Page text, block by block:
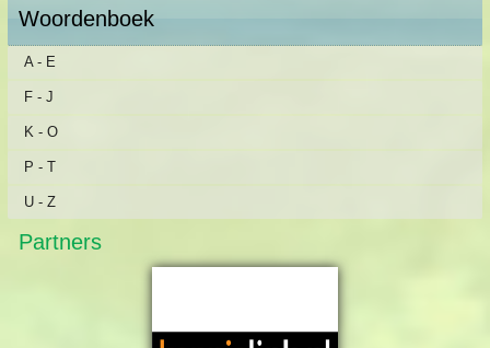
Woordenboek
A - E
F - J
K - O
P - T
U - Z
Partners